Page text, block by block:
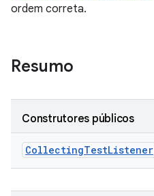
ordem correta.
Resumo
Construtores públicos
CollectingTestListener